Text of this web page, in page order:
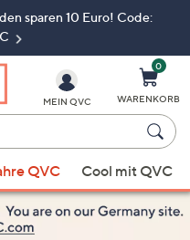
sparen 10 Euro! Code:
MEIN QVC
0
WARENKORB
QVC Cool mit QVC